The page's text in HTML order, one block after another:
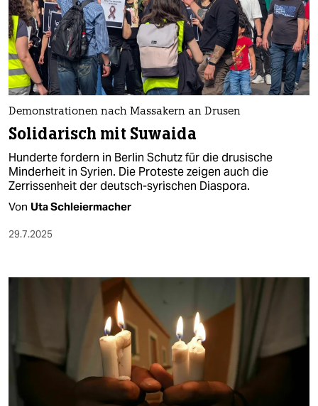
nord
wahrheit
verlag
verlag
veranstaltungen
shop
fragen & hilfe
unterstützen
Demonstrationen nach Massakern an Drusen
Solidarisch mit Suwaida
Hunderte fordern in Berlin Schutz für die drusische
Minderheit in Syrien. Die Proteste zeigen auch die
Zerrissenheit der deutsch-syrischen Diaspora.
Von Uta Schleiermacher
29.7.2025